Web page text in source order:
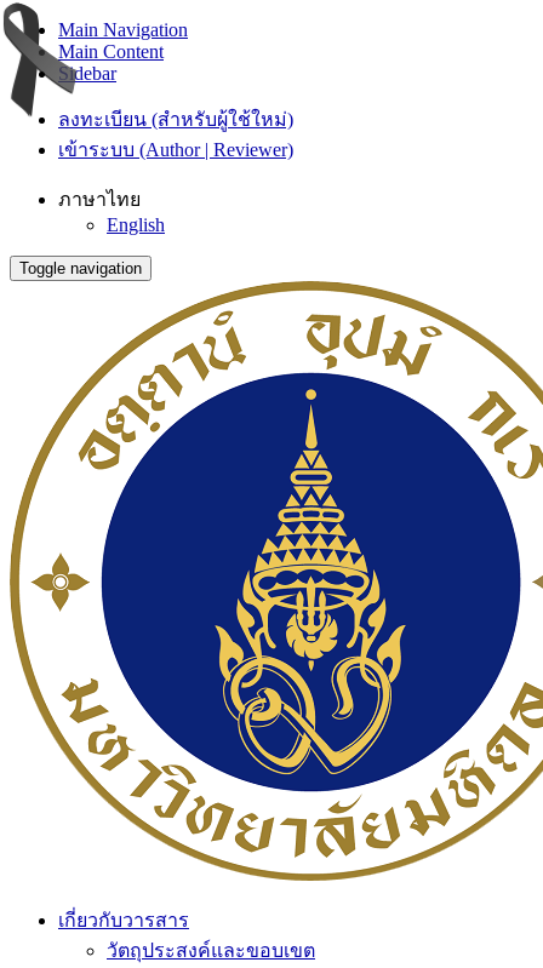
Main Navigation
Main Content
Sidebar
ลงทะเบียน (สำหรับผู้ใช้ใหม่)
เข้าระบบ (Author | Reviewer)
ภาษาไทย
English
Toggle navigation
เกี่ยวกับวารสาร
วัตถุประสงค์และขอบเขต